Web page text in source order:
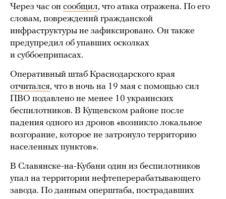
Через час он сообщил, что атака отражена. По его
словам, повреждений гражданской
инфраструктуры не зафиксировано. Он также
предупредил об упавших осколках
и суббоеприпасах.
Оперативный штаб Краснодарского края
отчитался, что в ночь на 19 мая с помощью сил
ПВО подавлено не менее 10 украинских
беспилотников. В Кущевском районе после
падения одного из дронов «возникло локальное
возгорание, которое не затронуло территорию
населенных пунктов».
В Славянске-на-Кубани один из беспилотников
упал на территории нефтеперерабатывающего
завода. По данным оперштаба, пострадавших